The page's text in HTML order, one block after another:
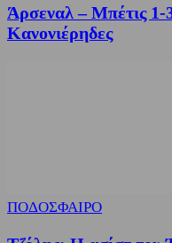
Άρσεναλ – Μπέτις 1-
Κανονιέρηδες
ΠΟΔΟΣΦΑΙΡΟ